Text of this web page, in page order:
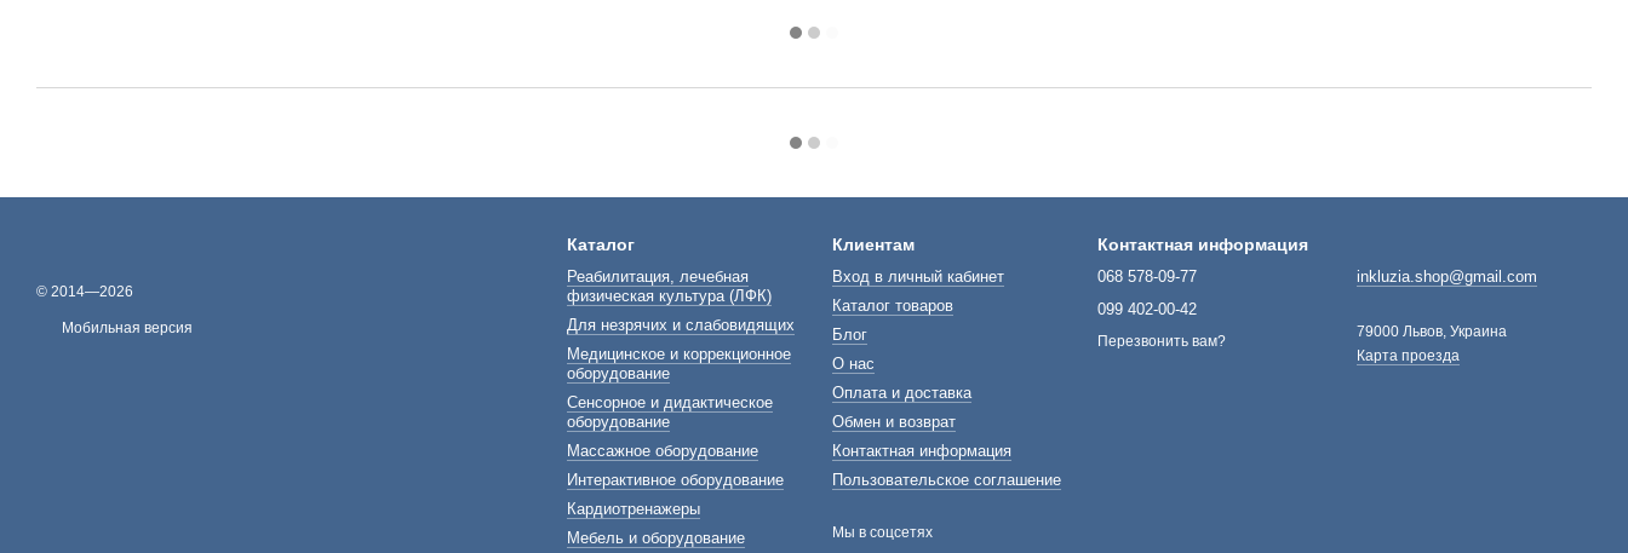
© 2014—2026
Мобильная версия
Каталог
Реабилитация, лечебная
физическая культура (ЛФК)
Для незрячих и слабовидящих
Медицинское и коррекционное
оборудование
Сенсорное и дидактическое
оборудование
Массажное оборудование
Интерактивное оборудование
Кардиотренажеры
Мебель и оборудование
Клиентам
Вход в личный кабинет
Каталог товаров
Блог
О нас
Оплата и доставка
Обмен и возврат
Контактная информация
Пользовательское соглашение
Мы в соцсетях
Контактная информация
068 578-09-77
099 402-00-42
Перезвонить вам?
inkluzia.shop@gmail.com
79000 Львов, Украина
Карта проезда